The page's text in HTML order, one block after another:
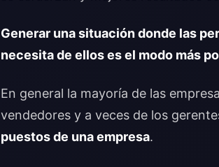
Generar una situación donde las
necesita de ellos es el modo más
En general la mayoría de las
vendedores y a veces de los
puestos de una empresa.